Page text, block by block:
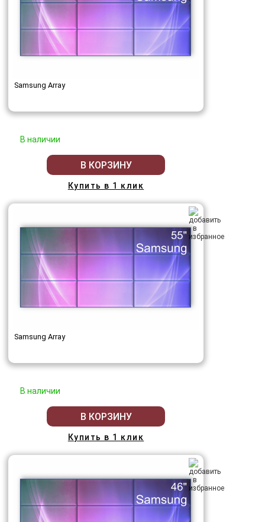
Samsung Array
В наличии
В КОРЗИНУ
Купить в 1 клик
Samsung Array
В наличии
В КОРЗИНУ
Купить в 1 клик